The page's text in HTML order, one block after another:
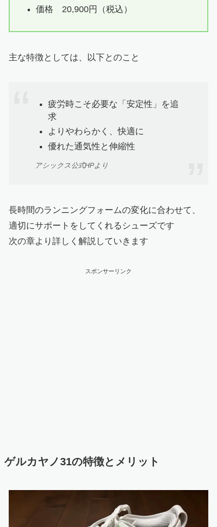
価格 20,900円（税込）
主な特徴としては、以下とのこと
疲労時こそ必要な「安定性」を追
求
よりやわらかく、快適に
優れた通気性と伸縮性
アシックス公式HPより
長時間のランニングフォームの変化に合わせて、
適切にサポートをしてくれるシューズです
次の章より詳しく解説していきます
スポンサーリンク
ゲルカヤノ31の特徴とメリット